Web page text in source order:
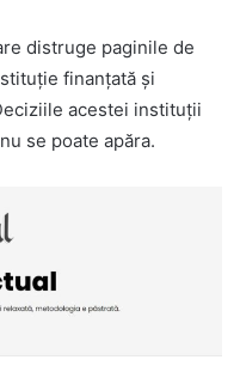
distruge paginile de
finanțată și
acestei instituții
se poate apăra.